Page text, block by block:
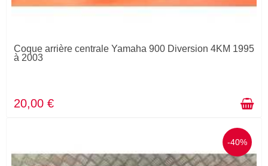
Coque arrière centrale Yamaha 900 Diversion 4KM 1995
à 2003
20,00 €
-40%